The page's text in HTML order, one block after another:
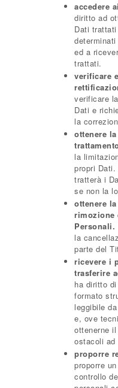
accedere
diritto ad
Dati
ed a
trattati.
verificare
verificare
Dati e
la
ottenere
la
propri
tratterà i
se non la
ottenere
rimozione
Personali.
la
parte del
ricevere i
trasferire
ha diritto
formato
leggibile
e, ove
ottenerne
ostacoli ad
proporre
proporre
controllo